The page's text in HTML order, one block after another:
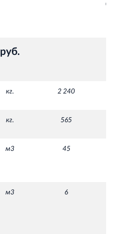
руб.
кг. 2 240
кг. 565
м3 45
м3 6